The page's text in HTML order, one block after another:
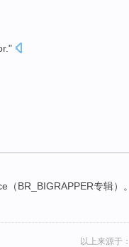
."
BR_BIGRAPPER专辑）。
以上来源于：